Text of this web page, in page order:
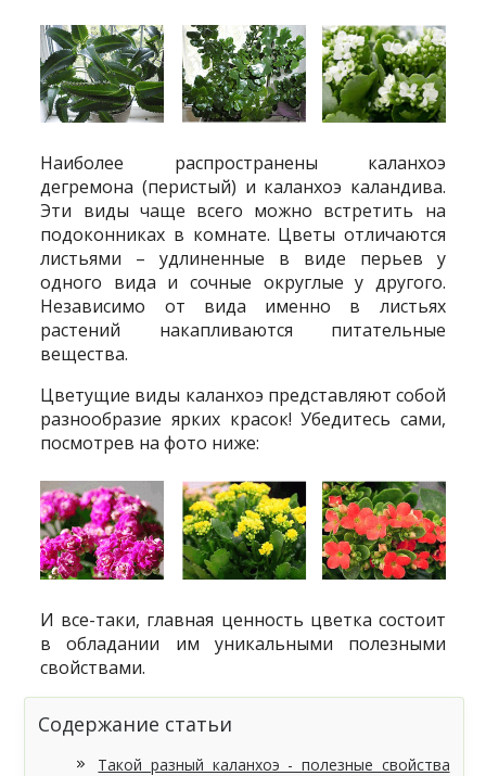
Наиболее распространены каланхоэ
дегремона (перистый) и каланхоэ каландива.
Эти виды чаще всего можно встретить на
подоконниках в комнате. Цветы отличаются
листьями – удлиненные в виде перьев у
одного вида и сочные округлые у другого.
Независимо от вида именно в листьях
растений накапливаются питательные
вещества.
Цветущие виды каланхоэ представляют собой
разнообразие ярких красок! Убедитесь сами,
посмотрев на фото ниже:
И все-таки, главная ценность цветка состоит
в обладании им уникальными полезными
свойствами.
Содержание статьи
Такой разный каланхоэ - полезные свойства